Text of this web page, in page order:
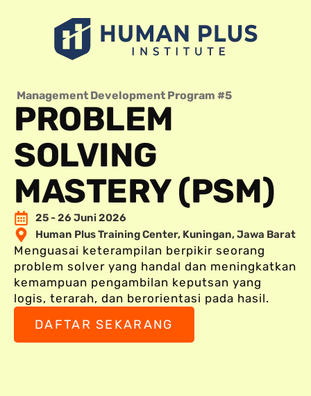
Management Development Program #5
PROBLEM
SOLVING
MASTERY (PSM)
25 - 26 Juni 2026
Human Plus Training Center, Kuningan, Jawa Barat
Menguasai keterampilan berpikir seorang
problem solver yang handal dan meningkatkan
kemampuan pengambilan keputsan yang
logis, terarah, dan berorientasi pada hasil.
DAFTAR SEKARANG